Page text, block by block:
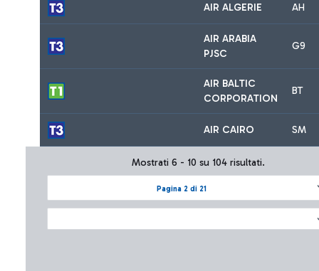
AIR ALGERIE AH
AIR ARABIA
PJSC
G9
AIR BALTIC
CORPORATION
BT
AIR CAIRO SM
Pagina 2 di 21
Mostrati 6 - 10 su 104 risultati.